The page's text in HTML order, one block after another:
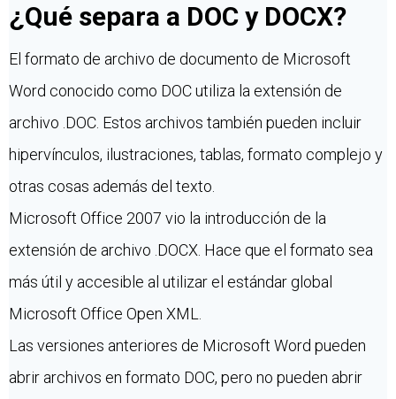
¿Qué separa a DOC y DOCX?
El formato de archivo de documento de Microsoft
Word conocido como DOC utiliza la extensión de
archivo .DOC. Estos archivos también pueden incluir
hipervínculos, ilustraciones, tablas, formato complejo y
otras cosas además del texto.
Microsoft Office 2007 vio la introducción de la
extensión de archivo .DOCX. Hace que el formato sea
más útil y accesible al utilizar el estándar global
Microsoft Office Open XML.
Las versiones anteriores de Microsoft Word pueden
abrir archivos en formato DOC, pero no pueden abrir